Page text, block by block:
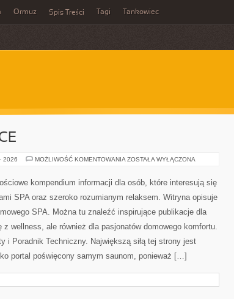
Ormuz Spis Treści Tagi Tankowiec
2026 MOŻLIWOŚĆ KOMENTOWANIA SAUNAWADOWICE
ZOSTAŁA WYŁĄCZONA
Ta strona internetowa to wartościowe kompendium
informacji dla osób, które interesują się saunami,
rekreacją wodną, wannami SPA oraz szeroko
rozumianym relaksem. Witryna opisuje świat saun,
kąpieli, basenów i domowego SPA. Można tu znaleźć
inspirujące publikacje dla osób rozpoczynających
pasjonatów domowego komfortu. Zobacz także Akcesoria
siłą tej strony jest różnorodność tematów. To nie